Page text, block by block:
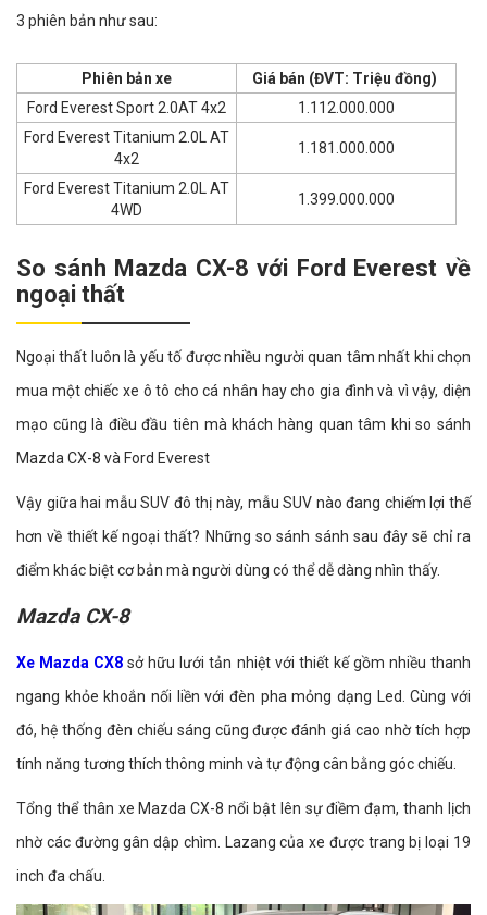
3 phiên bản như sau:
Phiên bản xe
Giá bán (ĐVT: Triệu đồng)
Ford Everest Sport 2.0AT 4x2
1.112.000.000
Ford Everest Titanium 2.0L AT
4x2
1.181.000.000
Ford Everest Titanium 2.0L AT
4WD
1.399.000.000
So sánh Mazda CX-8 với Ford Everest về
ngoại thất
Ngoại thất luôn là yếu tố được nhiều người quan tâm nhất khi chọn
mua một chiếc xe ô tô cho cá nhân hay cho gia đình và vì vậy, diện
mạo cũng là điều đầu tiên mà khách hàng quan tâm khi so sánh
Mazda CX-8 và Ford Everest
Vậy giữa hai mẫu SUV đô thị này, mẫu SUV nào đang chiếm lợi thế
hơn về thiết kế ngoại thất? Những so sánh sánh sau đây sẽ chỉ ra
điểm khác biệt cơ bản mà người dùng có thể dễ dàng nhìn thấy.
Mazda CX-8
Xe Mazda CX8 sở hữu lưới tản nhiệt với thiết kế gồm nhiều thanh
ngang khỏe khoắn nối liền với đèn pha mỏng dạng Led. Cùng với
đó, hệ thống đèn chiếu sáng cũng được đánh giá cao nhờ tích hợp
tính năng tương thích thông minh và tự động cân bằng góc chiếu.
Tổng thể thân xe Mazda CX-8 nổi bật lên sự điềm đạm, thanh lịch
nhờ các đường gân dập chìm. Lazang của xe được trang bị loại 19
inch đa chấu.